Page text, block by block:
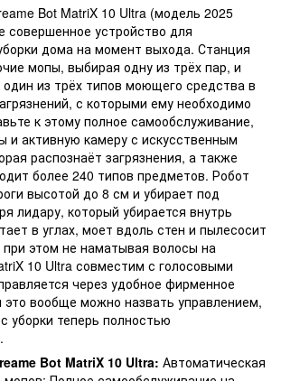
Bot MatriX 10 Ultra (модель 2025
совершенное устройство для
дома на момент выхода. Станция
мопы, выбирая одну из трёх пар, и
из трёх типов моющего средства в
с которыми ему необходимо
к этому полное самообслуживание,
и активную камеру с искусственным
распознаёт загрязнения, а также
более 240 типов предметов. Робот
высотой до 8 см и убирает под
лидару, который убирается внутрь
в углах, моет вдоль стен и пылесосит
этом не наматывая волосы на
10 Ultra совместим с голосовыми
через удобное фирменное
вообще можно назвать управлением,
уборки теперь полностью
Bot MatriX 10 Ultra: Автоматическая